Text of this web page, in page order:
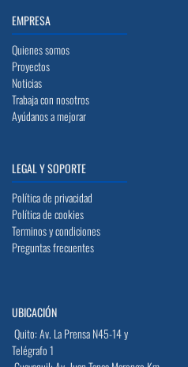
EMPRESA
Quienes somos
Proyectos
Noticias
Trabaja con nosotros
Ayúdanos a mejorar
LEGAL Y SOPORTE
Política de privacidad
Política de cookies
Terminos y condiciones
Preguntas frecuentes
UBICACIÓN
Quito: Av. La Prensa N45-14 y
Telégrafo 1